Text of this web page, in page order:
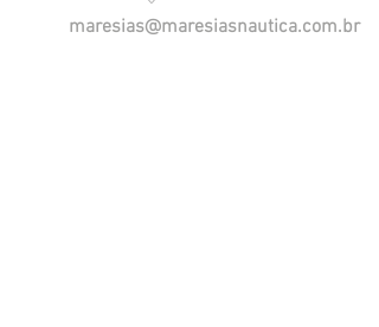
maresias@maresiasnautica.com.br